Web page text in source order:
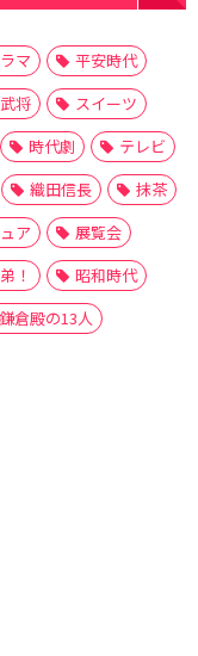
マ
平安時代
将
スイーツ
時代劇
テレビ
織田信長
抹茶
ア
展覧会
！
昭和時代
鎌倉殿の13人